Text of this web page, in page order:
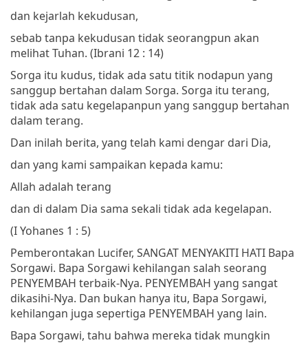
dan kejarlah kekudusan,
sebab tanpa kekudusan tidak seorangpun akan
melihat Tuhan. (Ibrani 12 : 14)
Sorga itu kudus, tidak ada satu titik nodapun yang
sanggup bertahan dalam Sorga. Sorga itu terang,
tidak ada satu kegelapanpun yang sanggup bertahan
dalam terang.
Dan inilah berita, yang telah kami dengar dari Dia,
dan yang kami sampaikan kepada kamu:
Allah adalah terang
dan di dalam Dia sama sekali tidak ada kegelapan.
(I Yohanes 1 : 5)
Pemberontakan Lucifer, SANGAT MENYAKITI HATI Bapa
Sorgawi. Bapa Sorgawi kehilangan salah seorang
PENYEMBAH terbaik-Nya. PENYEMBAH yang sangat
dikasihi-Nya. Dan bukan hanya itu, Bapa Sorgawi,
kehilangan juga sepertiga PENYEMBAH yang lain.
Bapa Sorgawi, tahu bahwa mereka tidak mungkin